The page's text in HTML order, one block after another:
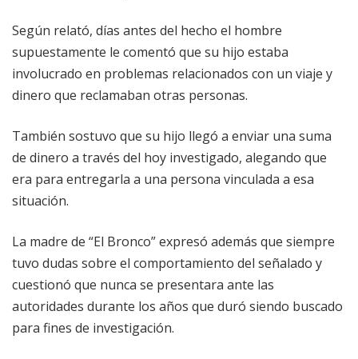
Según relató, días antes del hecho el hombre
supuestamente le comentó que su hijo estaba
involucrado en problemas relacionados con un viaje y
dinero que reclamaban otras personas.
También sostuvo que su hijo llegó a enviar una suma
de dinero a través del hoy investigado, alegando que
era para entregarla a una persona vinculada a esa
situación.
La madre de “El Bronco” expresó además que siempre
tuvo dudas sobre el comportamiento del señalado y
cuestionó que nunca se presentara ante las
autoridades durante los años que duró siendo buscado
para fines de investigación.